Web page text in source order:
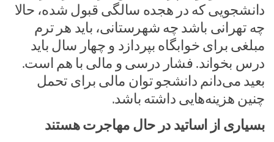
دانشجویی که در هجده سالگی قبول شده، حالا
چه تهرانی باشد چه شهرستانی، باید هر ترم
مبلغی برای خوابگاه بپردازد و چهار سال باید
درس بخواند. فشار درسی و مالی با هم است.
بعید می‌دانم دانشجو توان مالی برای تحمل
چنین هزینه‌هایی داشته باشد.
بسیاری از اساتید در حال مهاجرت هستند